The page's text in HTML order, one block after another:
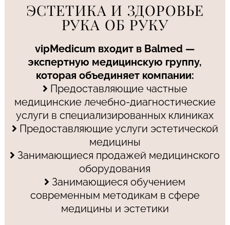
ЭСТЕТИКА И ЗДОРОВЬЕ
РУКА ОБ РУКУ
vipMedicum входит в Balmed —
экспертную медицинскую группу,
которая объединяет компании:
Предоставляющие частные
медицинские лечебно-диагностические
услуги в специализированных клиниках
Предоставляющие услуги эстетической
медицины
Занимающиеся продажей медицинского
оборудования
Занимающиеся обучением
современным методикам в сфере
медицины и эстетики